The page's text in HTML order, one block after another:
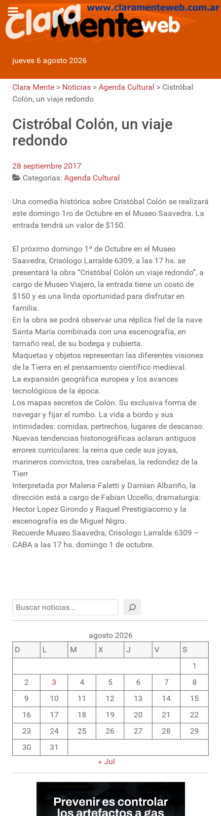
jueves 6 agosto 2026
Clara Mente > Noticias > Agenda Cultural > Cistróbal
Colón, un viaje redondo
Cistróbal Colón, un viaje
redondo
28 septiembre 2017
Categorias: Agenda Cultural
Una comedia histórica sobre Cristóbal Colón se realizará
este domingo 1ro de Octubre en el Museo Saavedra. La
entrada tendrá un valor de $150.
El próximo domingo 1º de Octubre en el Museo
Saavedra, Crisólogo Larralde 6309, a las 17 hs. se
presentará la obra “Cristóbal Colón un viaje redondo”, a
cargo de Museo Viajero, la entrada tiene un costo de
$150 y es una linda oportunidad para disfrutar en
familia.
En la obra se podrá observar una réplica fiel de la nave
Santa María combinada con una escenografía, en
tamaño real, de su bodega y cubierta.
Maquetas y objetos representan las diferentes visiones
de la Tierra en el pensamiento científico medieval.
La expansión geográfica europea y los avances
tecnológicos de la época.
Los mapas secretos de Colón. Su exclusiva forma de
navegar y fijar el rumbo. La vida a bordo y sus
intimidades: comidas, pertrechos, lugares de descanso.
Nuevas tendencias historiográficas aclaran antiguos
errores curriculares: la reina que cede sus joyas,
marineros convictos, tres carabelas, la redondez de la
Tierr
Interpretada por Malena Faletti y Damian Albariño, la
dirección está a cargo de Fabian Uccello, dramaturgia:
Hector Lopez Girondo y Raquel Prestigiacomo y la
escenografía es de Miguel Nigro.
Recuerde Museo Saavedra, Crisologo Larralde 6309 –
CABA a las 17 hs. domingo 1 de octubre.
Buscar
agosto 2026
D
L M X J V
S
1
2
3 4 5 6 7
8
9
10 11 12 13 14
15
16
17 18 19 20 21
22
23
24 25 26 27 28
29
30
31
« Jul